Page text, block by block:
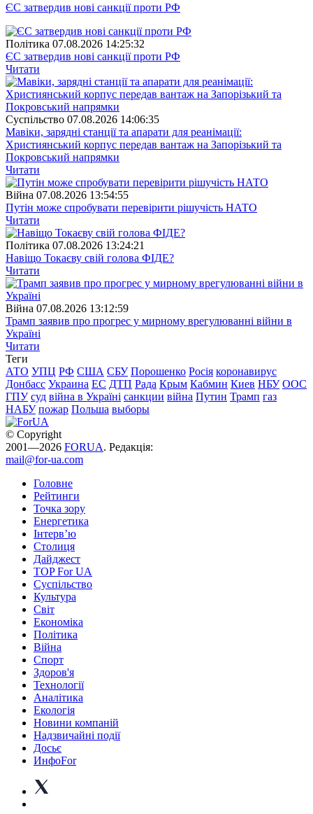
ЄС затвердив нові санкції проти РФ
Полiтика 07.08.2026 14:25:32
ЄС затвердив нові санкції проти РФ
Читати
Суспiльство 07.08.2026 14:06:35
Мавіки, зарядні станції та апарати для реанімації:
Християнський корпус передав вантаж на Запорізький та
Покровський напрямки
Читати
Війна 07.08.2026 13:54:55
Путін може спробувати перевірити рішучість НАТО
Читати
Полiтика 07.08.2026 13:24:21
Навіщо Токаєву свій голова ФІДЕ?
Читати
Війна 07.08.2026 13:12:59
Трамп заявив про прогрес у мирному врегулюванні війни в
Україні
Читати
Теги
АТО УПЦ РФ США СБУ Порошенко Росія коронавирус
Донбасс Украина ЕС ДТП Рада Крым Кабмин Киев НБУ ООС
ГПУ суд війна в Україні санкции війна Путин Трамп газ
НАБУ пожар Польша выборы
© Copyright
2001—2026 FORUA. Редакція:
mail@for-ua.com
Головне
Рейтинги
Точка зору
Енергетика
Інтерв’ю
Столиця
Дайджест
TOP For UA
Суспiльство
Культура
Світ
Економіка
Політика
Війна
Спорт
Здоров'я
Технології
Аналітика
Екологія
Новини компаній
Надзвичайні події
Досьє
ИнфоFor